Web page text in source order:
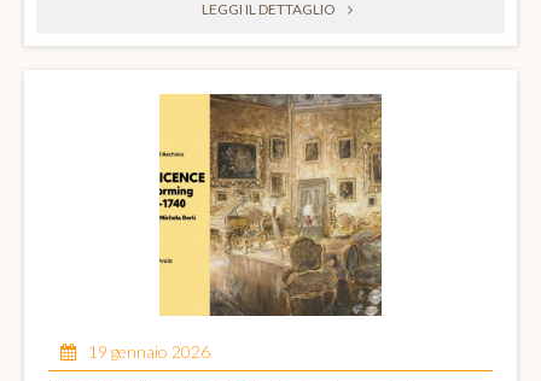
LEGGI IL DETTAGLIO
19 gennaio 2026